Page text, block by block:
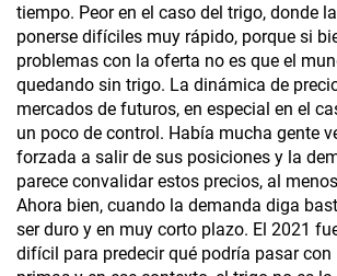
tiempo. Peor en el caso del trigo, donde
ponerse difíciles muy rápido, porque si
problemas con la oferta no es que el
quedando sin trigo. La dinámica de
mercados de futuros, en especial en el
un poco de control. Había mucha gente
forzada a salir de sus posiciones y la
parece convalidar estos precios, al
Ahora bien, cuando la demanda diga
ser duro y en muy corto plazo. El 2021
difícil para predecir qué podría pasar